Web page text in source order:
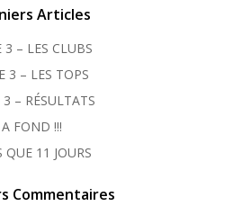
Articles
3 – LES CLUBS
3 – LES TOPS
3 – RÉSULTATS
A FOND !!!
QUE 11 JOURS
Commentaires